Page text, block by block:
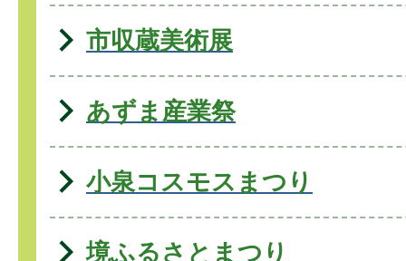
市収蔵美術展
あずま産業祭
小泉コスモスまつり
境ふるさとまつり